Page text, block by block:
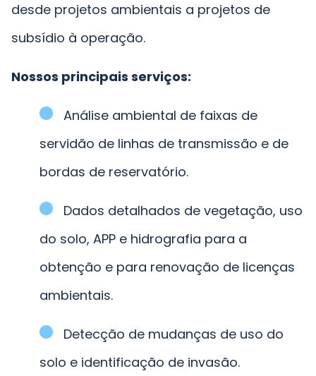
desde projetos ambientais a projetos de
subsídio à operação.
Nossos principais serviços:
Análise ambiental de faixas de
servidão de linhas de transmissão e de
bordas de reservatório.
Dados detalhados de vegetação, uso
do solo, APP e hidrografia para a
obtenção e para renovação de licenças
ambientais.
Detecção de mudanças de uso do
solo e identificação de invasão.